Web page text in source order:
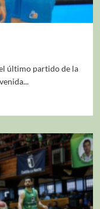
último partido de la